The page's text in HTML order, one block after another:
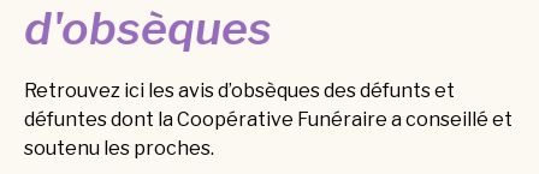
d'obsèques
Retrouvez ici les avis d’obsèques des défunts et
défuntes dont la Coopérative Funéraire a conseillé et
soutenu les proches.